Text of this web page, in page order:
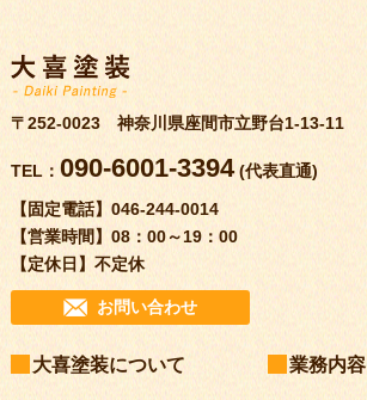
〒252-0023 神奈川県座間市立野台1-13-11
TEL： 090-6001-3394(代表直通)
【固定電話】 046-244-0014
【営業時間】 08：00～19：00
【定休日】 不定休
お問い合わせ
大喜塗装について 業務内容